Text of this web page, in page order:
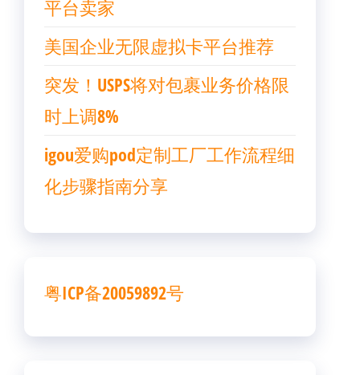
平台卖家
美国企业无限虚拟卡平台推荐
突发！USPS将对包裹业务价格限
时上调8%
igou爱购pod定制工厂工作流程细
化步骤指南分享
粤ICP备20059892号